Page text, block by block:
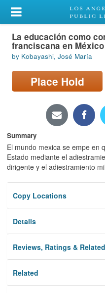
My Account
Library Card
Sign In
Search
Locations/Hours (external
Privacy
La educación como
franciscana en
by Kobayashi, José María
Place Hold
Summary
El mundo mexica se empe en
Estado mediante el
dirigente y el adiestramiento
Copy Locations
Details
Reviews, Ratings &
Related